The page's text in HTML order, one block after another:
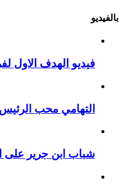
بالفيديو
فيديو الهدف الاول
التهامي محب
شباب ابن جرير على